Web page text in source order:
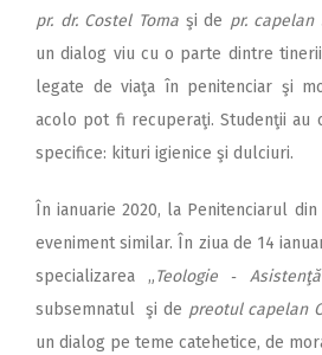
pr. dr. Costel Tomaşi de pr. capelan
un dialog viu cu o parte dintre
legate de viaţa în penitenciar şi
acolo pot fi recuperaţi. Studenţii au
specifice: kituri igienice şi dulciuri.
În ianuarie 2020, la Penitenciarul din
eveniment similar. În ziua de 14
specializarea „Teologie ‑
subsemnatul şi de preotul capelan
un dialog pe teme catehetice, de